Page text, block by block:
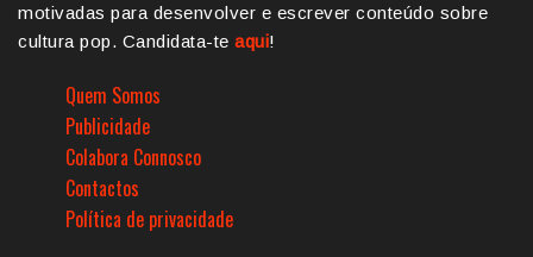
motivadas para desenvolver e escrever conteúdo sobre
cultura pop. Candidata-te aqui!
Quem Somos
Publicidade
Colabora Connosco
Contactos
Política de privacidade